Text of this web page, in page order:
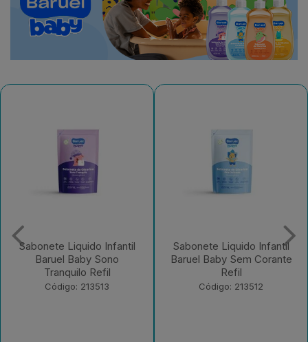
Sabonete Liquido Infantil
Baruel Baby Sono
Tranquilo Refil
Código: 213513
Sabonete Liquido Infantil
Baruel Baby Sem Corante
Refil
Código: 213512